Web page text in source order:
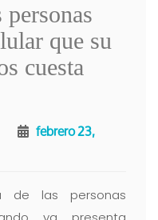
que su
cuesta
febrero 23,
de las personas